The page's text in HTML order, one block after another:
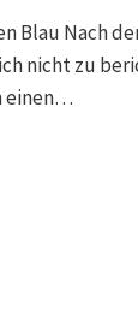
Blau Nach
nicht zu
einen…